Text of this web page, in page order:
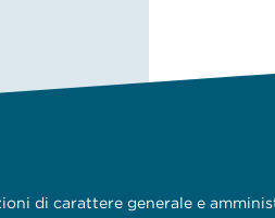
di carattere generale e